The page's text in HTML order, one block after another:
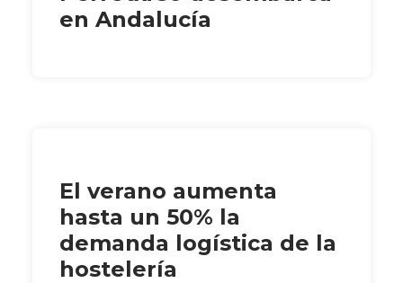
en Andalucía
El verano aumenta
hasta un 50% la
demanda logística de la
hostelería